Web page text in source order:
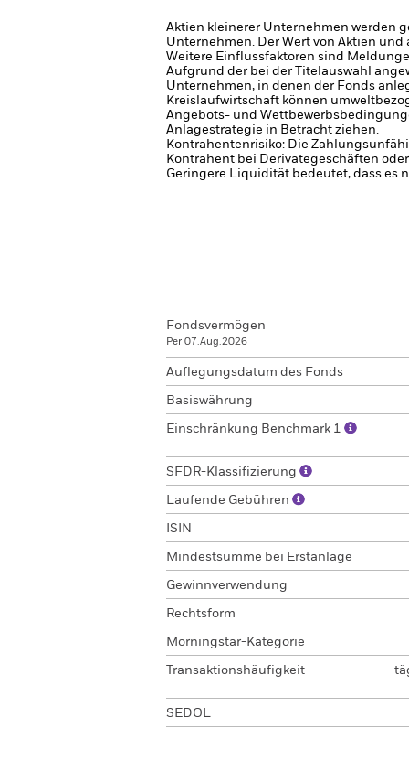
Aktien kleinerer Unternehmen werden
Unternehmen. Der Wert von Aktien
Weitere Einflussfaktoren sind
Aufgrund der bei der Titelauswahl
Unternehmen, in denen der Fonds
Kreislaufwirtschaft können
Angebots- und
Anlagestrategie in Betracht ziehen.
Kontrahentenrisiko: Die
Kontrahent bei Derivategeschäften
Geringere Liquidität bedeutet, dass es
Fondsvermögen
Per 07.Aug.2026
Auflegungsdatum des Fonds
Basiswährung
Einschränkung Benchmark 1
SFDR-Klassifizierung
Laufende Gebühren
ISIN
Mindestsumme bei Erstanlage
Gewinnverwendung
Rechtsform
Morningstar-Kategorie
Transaktionshäufigkeit
SEDOL